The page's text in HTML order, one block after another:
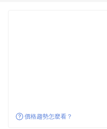
價格趨勢怎麼看？